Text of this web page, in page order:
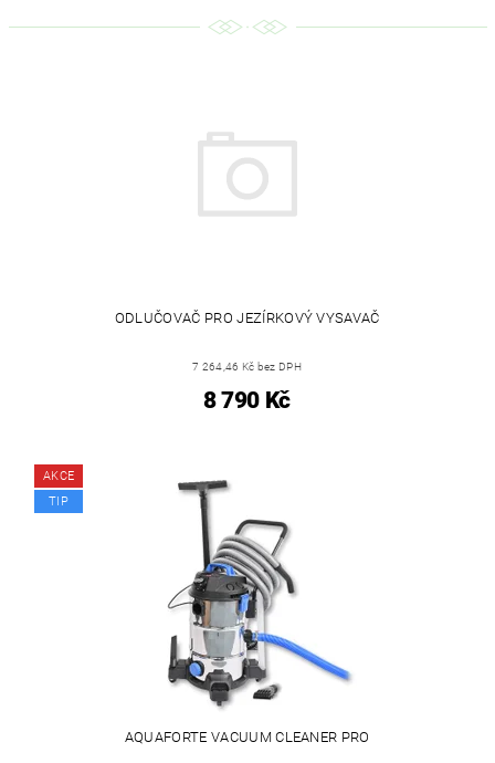
ODLUČOVAČ PRO JEZÍRKOVÝ VYSAVAČ
7 264,46 Kč bez DPH
8 790 Kč
AKCE
TIP
AQUAFORTE VACUUM CLEANER PRO